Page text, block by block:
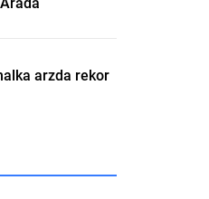
arzda rekor